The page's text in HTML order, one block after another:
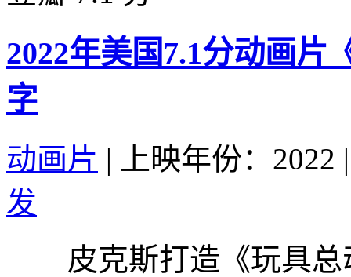
2022年美国7.1分动画片
字
动画片 | 上映年份：2022 |
发
皮克斯打造《玩具总